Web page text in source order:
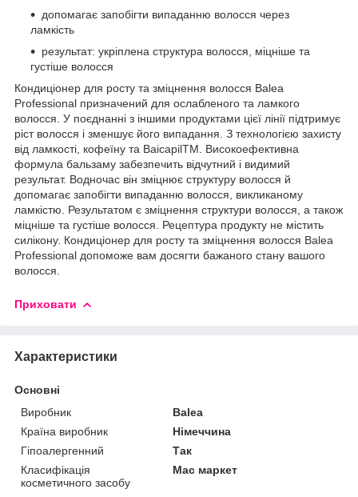
допомагає запобігти випаданню волосся через
ламкість
результат: укріплена структура волосся, міцніше та
густіше волосся
Кондиціонер для росту та зміцнення волосся Balea
Professional призначений для ослабленого та ламкого
волосся. У поєднанні з іншими продуктами цієї лінії підтримує
ріст волосся і зменшує його випадання. З технологією захисту
від ламкості, кофеїну та BaicapilTM. Високоефективна
формула бальзаму забезпечить відчутний і видимий
результат. Водночас він зміцнює структуру волосся й
допомагає запобігти випаданню волосся, викликаному
ламкістю. Результатом є зміцнення структури волосся, а також
міцніше та густіше волосся. Рецептура продукту не містить
силікону. Кондиціонер для росту та зміцнення волосся Balea
Professional допоможе вам досягти бажаного стану вашого
волосся.
Приховати
Характеристики
Основні
Виробник
Balea
Країна виробник
Німеччина
Гіпоалергенний
Так
Класифікація
косметичного засобу
Мас маркет